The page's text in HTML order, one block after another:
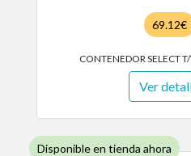
69.12€
CONTENEDOR SELECT
Ver
Disponible en tienda ahora